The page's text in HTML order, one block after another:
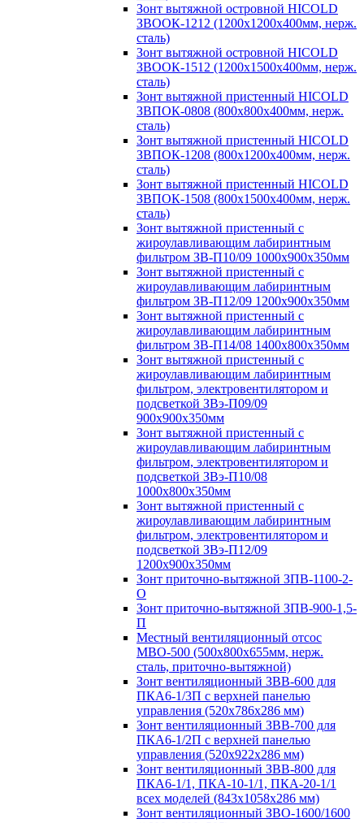
Зонт вытяжной островной HICOLD
ЗВООК-1212 (1200x1200x400мм, нерж.
сталь)
Зонт вытяжной островной HICOLD
ЗВООК-1512 (1200х1500х400мм, нерж.
сталь)
Зонт вытяжной пристенный HICOLD
ЗВПОК-0808 (800х800х400мм, нерж.
сталь)
Зонт вытяжной пристенный HICOLD
ЗВПОК-1208 (800х1200х400мм, нерж.
сталь)
Зонт вытяжной пристенный HICOLD
ЗВПОК-1508 (800х1500х400мм, нерж.
сталь)
Зонт вытяжной пристенный с
жироулавливающим лабиринтным
фильтром ЗВ-П10/09 1000х900х350мм
Зонт вытяжной пристенный с
жироулавливающим лабиринтным
фильтром ЗВ-П12/09 1200х900х350мм
Зонт вытяжной пристенный с
жироулавливающим лабиринтным
фильтром ЗВ-П14/08 1400х800х350мм
Зонт вытяжной пристенный с
жироулавливающим лабиринтным
фильтром, электровентилятором и
подсветкой ЗВэ-П09/09
900х900х350мм
Зонт вытяжной пристенный с
жироулавливающим лабиринтным
фильтром, электровентилятором и
подсветкой ЗВэ-П10/08
1000х800х350мм
Зонт вытяжной пристенный с
жироулавливающим лабиринтным
фильтром, электровентилятором и
подсветкой ЗВэ-П12/09
1200х900х350мм
Зонт приточно-вытяжной ЗПВ-1100-2-
О
Зонт приточно-вытяжной ЗПВ-900-1,5-
П
Местный вентиляционный отсос
МВО-500 (500х800х655мм, нерж.
сталь, приточно-вытяжной)
Зонт вентиляционный ЗВВ-600 для
ПКА6-1/3П с верхней панелью
управления (520х786х286 мм)
Зонт вентиляционный ЗВВ-700 для
ПКА6-1/2П с верхней панелью
управления (520х922х286 мм)
Зонт вентиляционный ЗВВ-800 для
ПКА6-1/1, ПКА-10-1/1, ПКА-20-1/1
всех моделей (843х1058х286 мм)
Зонт вентиляционный ЗВО-1600/1600